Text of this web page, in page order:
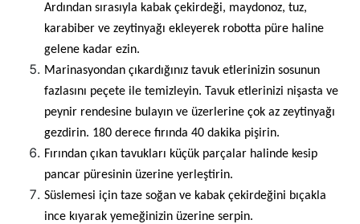
Ardından sırasıyla kabak çekirdeği, maydonoz, tuz,
karabiber ve zeytinyağı ekleyerek robotta püre haline
gelene kadar ezin.
Marinasyondan çıkardığınız tavuk etlerinizin sosunun
fazlasını peçete ile temizleyin. Tavuk etlerinizi nişasta ve
peynir rendesine bulayın ve üzerlerine çok az zeytinyağı
gezdirin. 180 derece fırında 40 dakika pişirin.
Fırından çıkan tavukları küçük parçalar halinde kesip
pancar püresinin üzerine yerleştirin.
Süslemesi için taze soğan ve kabak çekirdeğini bıçakla
ince kıyarak yemeğinizin üzerine serpin.